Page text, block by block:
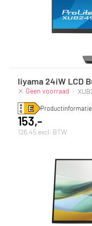
Iiyama 24iW LCD
Geen voorraad ·
153,-
126,45 excl. BTW